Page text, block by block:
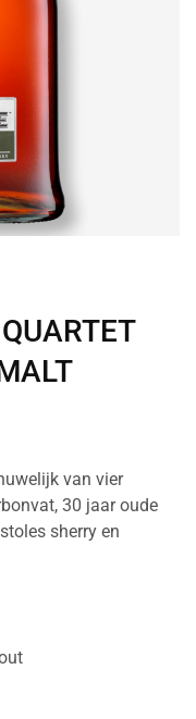
van vier
30 jaar oude
sherry en